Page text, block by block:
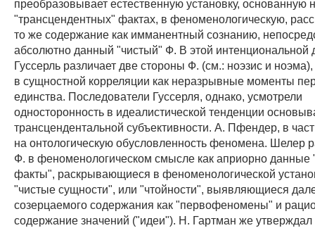
преобразовывает естественную установку, основанную
"трансцендентных" фактах, в феноменологическую,
то же содержание как имманентный сознанию,
абсолютно данный "чистый" Ф. В этой интенциональной
Гуссерль различает две стороны Ф. (см.: ноэзис и
в сущностной корреляции как неразрывные моменты
единства. Последователи Гуссерля, однако, усмотрели
односторонность в идеалистической тенденции
трансцендентальной субъективности. А. Пфендер, в
на онтологическую обусловленность феномена. Шелер
Ф. в феноменологическом смысле как априорно данные
факты", раскрывающиеся в феноменологической
"чистые сущности", или "чтойности", выявляющиеся
созерцаемого содержания как "первофеномены" и
содержание значений ("идеи"). Н. Гартман же утверждал